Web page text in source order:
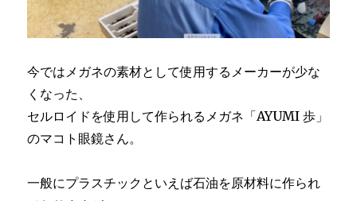
今ではメガネの素材として使用するメーカーが少な
くなった、
セルロイドを使用して作られるメガネ「AYUMI 歩」
のマコト眼鏡さん。
一般にプラスチックといえば石油を原材料に作られ